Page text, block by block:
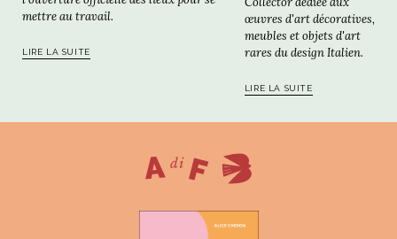
mettre au travail.
LIRE LA SUITE
œuvres d'art décoratives,
meubles et objets d'art
rares du design Italien.
LIRE LA SUITE